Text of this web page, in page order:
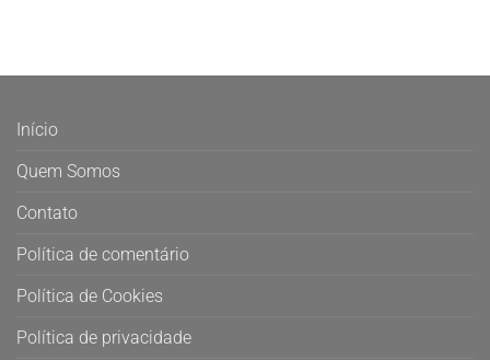
Início
Quem Somos
Contato
Política de comentário
Política de Cookies
Política de privacidade